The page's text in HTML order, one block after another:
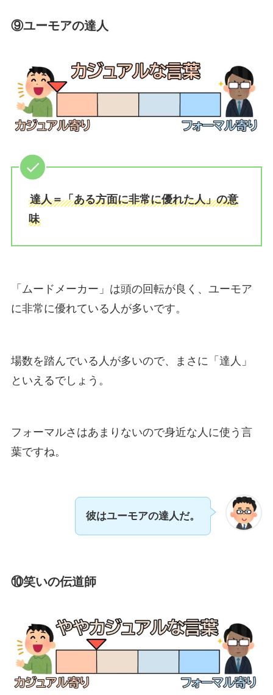
⑨ユーモアの達人
達人＝「ある方面に非常に優れた人」の意
味
「ムードメーカー」は頭の回転が良く、ユーモア
に非常に優れている人が多いです。
場数を踏んでいる人が多いので、まさに「達人」
といえるでしょう。
フォーマルさはあまりないので身近な人に使う言
葉ですね。
彼はユーモアの達人だ。
⑩笑いの伝道師